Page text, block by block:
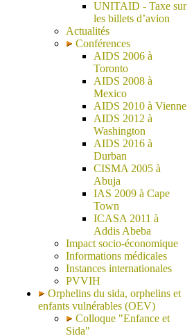
UNITAID - Taxe sur
les billets d’avion
Actualités
Conférences
AIDS 2006 à
Toronto
AIDS 2008 à
Mexico
AIDS 2010 à Vienne
AIDS 2012 à
Washington
AIDS 2016 à
Durban
CISMA 2005 à
Abuja
IAS 2009 à Cape
Town
ICASA 2011 à
Addis Abeba
Impact socio-économique
Informations médicales
Instances internationales
PVVIH
Orphelins du sida, orphelins et
enfants vulnérables (OEV)
Colloque "Enfance et
Sida"